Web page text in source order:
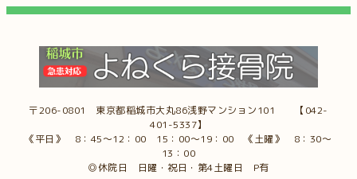
〒206-0801 東京都稲城市大丸86浅野マンション101 【042-
401-5337】
《平日》 8：45～12：00 15：00～19：00 《土曜》 8：30～
13：00
◎休院日 日曜・祝日・第4土曜日 P有